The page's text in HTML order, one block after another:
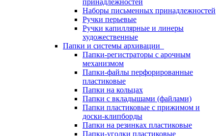
принадлежностей
Наборы письменных принадлежностей
Ручки перьевые
Ручки капиллярные и линеры
художественные
Папки и системы архивации
Папки-регистраторы с арочным
механизмом
Папки-файлы перфорированные
пластиковые
Папки на кольцах
Папки с вкладышами (файлами)
Папки пластиковые с прижимом и
доски-клипборды
Папки на резинках пластиковые
Папки-уголки пластиковые